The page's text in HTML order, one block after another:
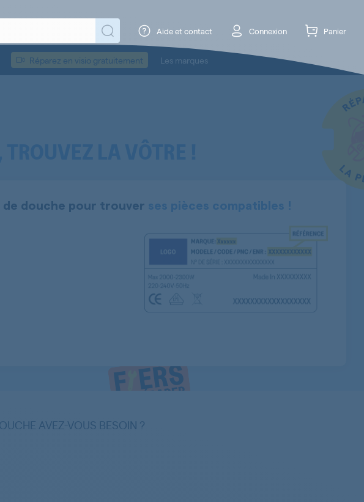
Aide et contact Connexion Panier
Réparez en visio gratuitement Les marques
de douche pour trouver ses pièces compatibles !
AVEZ-VOUS BESOIN ?